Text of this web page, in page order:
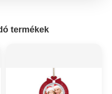
termékek